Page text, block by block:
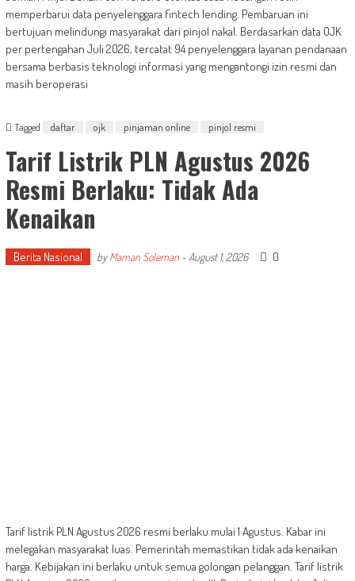
memperbarui data penyelenggara fintech lending. Pembaruan ini
bertujuan melindungi masyarakat dari pinjol nakal. Berdasarkan data OJK
per pertengahan Juli 2026, tercatat 94 penyelenggara layanan pendanaan
bersama berbasis teknologi informasi yang mengantongi izin resmi dan
masih beroperasi
Tagged daftar ojk pinjaman online pinjol resmi
Tarif Listrik PLN Agustus 2026
Resmi Berlaku: Tidak Ada
Kenaikan
Berita Nasional byMaman Soleman- August 1, 2026 0
Tarif listrik PLN Agustus 2026 resmi berlaku mulai 1 Agustus. Kabar ini
melegakan masyarakat luas. Pemerintah memastikan tidak ada kenaikan
harga. Kebijakan ini berlaku untuk semua golongan pelanggan. Tarif listrik